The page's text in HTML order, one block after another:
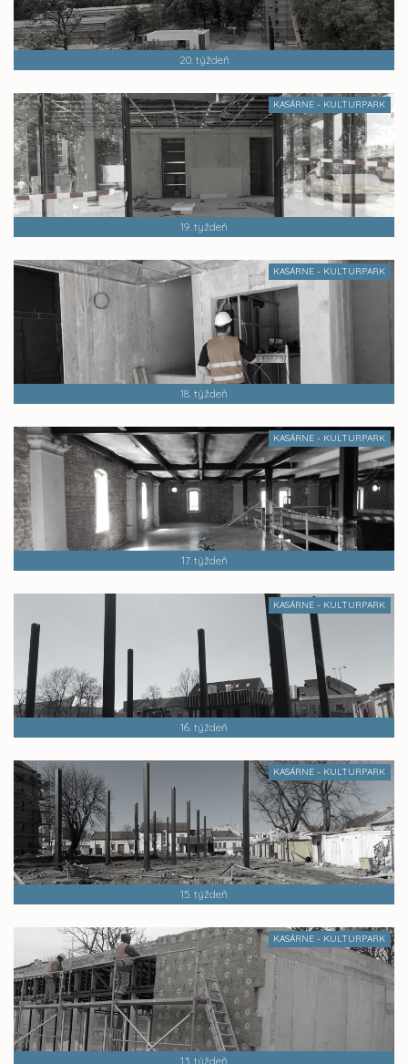
20. týždeň
KASÁRNE - KULTURPARK
19. tyždeň
KASÁRNE - KULTURPARK
18. týždeň
KASÁRNE - KULTURPARK
17. týždeň
KASÁRNE - KULTURPARK
16. týždeň
KASÁRNE - KULTURPARK
15. týždeň
KASÁRNE - KULTURPARK
13. týždeň